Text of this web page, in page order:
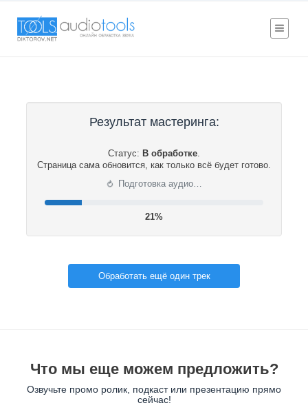
Результат мастеринга:
Статус: В обработке.
Страница сама обновится, как только всё будет готово.
⟳ Подготовка аудио…
21%
Обработать ещё один трек
Что мы еще можем предложить?
Озвучьте промо ролик, подкаст или презентацию прямо
сейчас!